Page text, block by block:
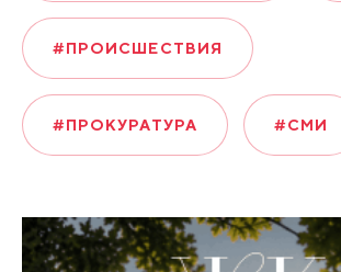
#ПРОИСШЕСТВИЯ
#ПРОКУРАТУРА #СМИ